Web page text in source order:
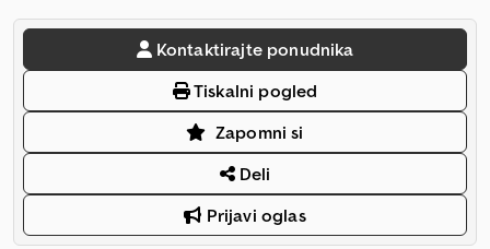
Kontaktirajte ponudnika
Tiskalni pogled
Zapomni si
Deli
Prijavi oglas